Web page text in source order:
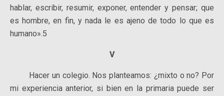
hablar, escribir, resumir, exponer, entender y pensar; que
es hombre, en fin, y nada le es ajeno de todo lo que es
humano».5
V
Hacer un colegio. Nos planteamos: ¿mixto o no? Por
mi experiencia anterior, si bien en la primaria puede ser